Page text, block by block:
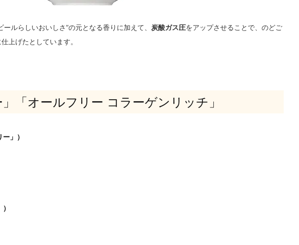
ールらしいおいしさ”の元となる香りに加えて、 炭酸ガス圧をアップさせることで、のどご
上げたとしています。
「オールフリー コラーゲンリッチ」
」）